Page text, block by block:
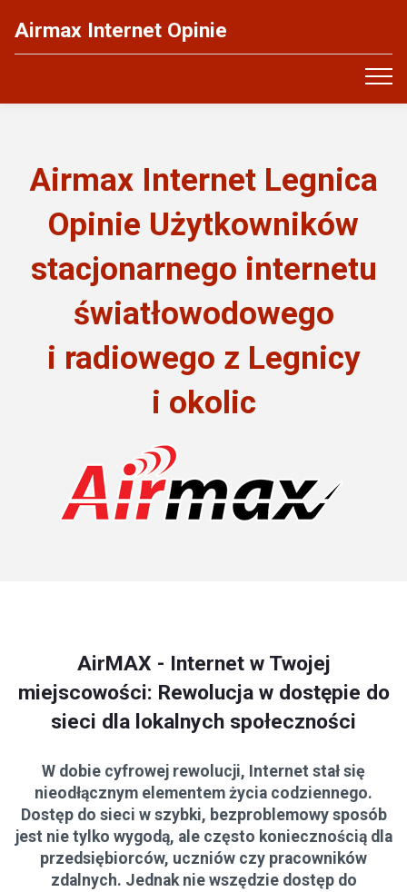
Airmax Internet Opinie
Airmax Internet Legnica
Opinie Użytkowników
stacjonarnego internetu
światłowodowego
i radiowego z Legnicy
i okolic
AirMAX - Internet w Twojej
miejscowości: Rewolucja w dostępie do
sieci dla lokalnych społeczności
W dobie cyfrowej rewolucji, Internet stał się
nieodłącznym elementem życia codziennego.
Dostęp do sieci w szybki, bezproblemowy sposób
jest nie tylko wygodą, ale często koniecznością dla
przedsiębiorców, uczniów czy pracowników
zdalnych. Jednak nie wszędzie dostęp do